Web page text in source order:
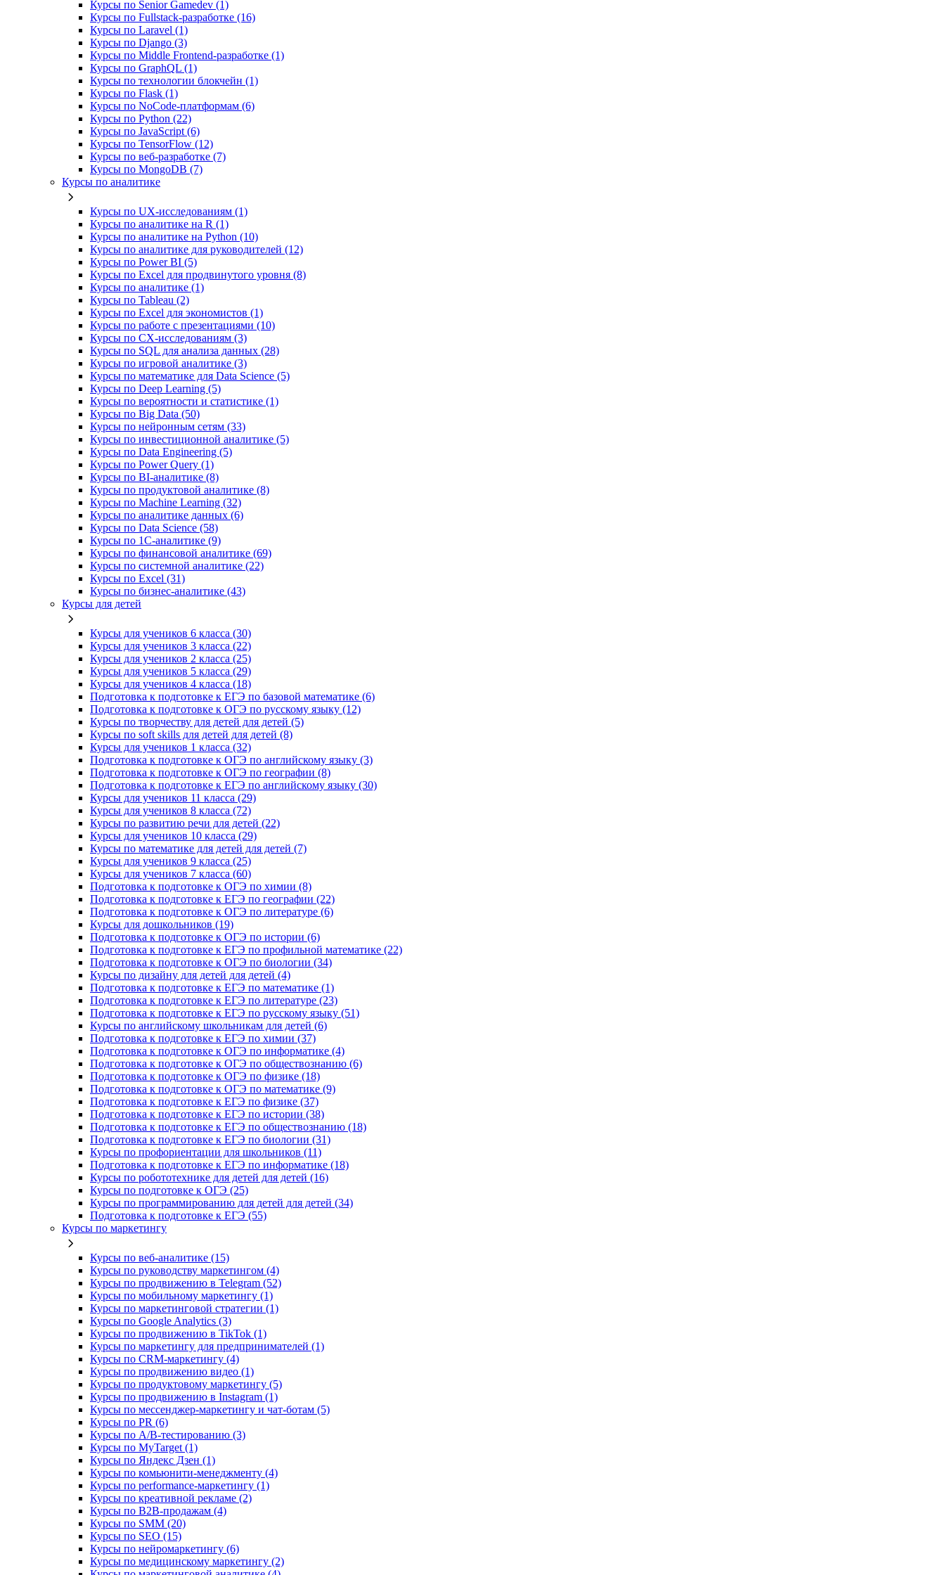
Курсы по Senior Gamedev (1)
Курсы по Fullstack‑разработке (16)
Курсы по Laravel (1)
Курсы по Django (3)
Курсы по Middle Frontend-разработке (1)
Курсы по GraphQL (1)
Курсы по технологии блокчейн (1)
Курсы по Flask (1)
Курсы по NoCode‑платформам (6)
Курсы по Python (22)
Курсы по JavaScript (6)
Курсы по TensorFlow (12)
Курсы по веб‑разработке (7)
Курсы по MongoDB (7)
Курсы по аналитике
Курсы по UX‑исследованиям (1)
Курсы по аналитике на R (1)
Курсы по аналитике на Python (10)
Курсы по аналитике для руководителей (12)
Курсы по Power BI (5)
Курсы по Excel для продвинутого уровня (8)
Курсы по аналитике (1)
Курсы по Tableau (2)
Курсы по Excel для экономистов (1)
Курсы по работе с презентациями (10)
Курсы по CX-исследованиям (3)
Курсы по SQL для анализа данных (28)
Курсы по игровой аналитике (3)
Курсы по математике для Data Science (5)
Курсы по Deep Learning (5)
Курсы по вероятности и статистике (1)
Курсы по Big Data (50)
Курсы по нейронным сетям (33)
Курсы по инвестиционной аналитике (5)
Курсы по Data Engineering (5)
Курсы по Power Query (1)
Курсы по BI‑аналитике (8)
Курсы по продуктовой аналитике (8)
Курсы по Machine Learning (32)
Курсы по аналитике данных (6)
Курсы по Data Science (58)
Курсы по 1С‑аналитике (9)
Курсы по финансовой аналитике (69)
Курсы по системной аналитике (22)
Курсы по Excel (31)
Курсы по бизнес‑аналитике (43)
Курсы для детей
Курсы для учеников 6 класса (30)
Курсы для учеников 3 класса (22)
Курсы для учеников 2 класса (25)
Курсы для учеников 5 класса (29)
Курсы для учеников 4 класса (18)
Подготовка к подготовке к ЕГЭ по базовой математике (6)
Подготовка к подготовке к ОГЭ по русскому языку (12)
Курсы по творчеству для детей для детей (5)
Курсы по soft skills для детей для детей (8)
Курсы для учеников 1 класса (32)
Подготовка к подготовке к ОГЭ по английскому языку (3)
Подготовка к подготовке к ОГЭ по географии (8)
Подготовка к подготовке к ЕГЭ по английскому языку (30)
Курсы для учеников 11 класса (29)
Курсы для учеников 8 класса (72)
Курсы по развитию речи для детей (22)
Курсы для учеников 10 класса (29)
Курсы по математике для детей для детей (7)
Курсы для учеников 9 класса (25)
Курсы для учеников 7 класса (60)
Подготовка к подготовке к ОГЭ по химии (8)
Подготовка к подготовке к ЕГЭ по географии (22)
Подготовка к подготовке к ОГЭ по литературе (6)
Курсы для дошкольников (19)
Подготовка к подготовке к ОГЭ по истории (6)
Подготовка к подготовке к ЕГЭ по профильной математике (22)
Подготовка к подготовке к ОГЭ по биологии (34)
Курсы по дизайну для детей для детей (4)
Подготовка к подготовке к ЕГЭ по математике (1)
Подготовка к подготовке к ЕГЭ по литературе (23)
Подготовка к подготовке к ЕГЭ по русскому языку (51)
Курсы по английскому школьникам для детей (6)
Подготовка к подготовке к ЕГЭ по химии (37)
Подготовка к подготовке к ОГЭ по информатике (4)
Подготовка к подготовке к ОГЭ по обществознанию (6)
Подготовка к подготовке к ОГЭ по физике (18)
Подготовка к подготовке к ОГЭ по математике (9)
Подготовка к подготовке к ЕГЭ по физике (37)
Подготовка к подготовке к ЕГЭ по истории (38)
Подготовка к подготовке к ЕГЭ по обществознанию (18)
Подготовка к подготовке к ЕГЭ по биологии (31)
Курсы по профориентации для школьников (11)
Подготовка к подготовке к ЕГЭ по информатике (18)
Курсы по робототехнике для детей для детей (16)
Курсы по подготовке к ОГЭ (25)
Курсы по программированию для детей для детей (34)
Подготовка к подготовке к ЕГЭ (55)
Курсы по маркетингу
Курсы по веб-аналитике (15)
Курсы по руководству маркетингом (4)
Курсы по продвижению в Telegram (52)
Курсы по мобильному маркетингу (1)
Курсы по маркетинговой стратегии (1)
Курсы по Google Analytics (3)
Курсы по продвижению в TikTok (1)
Курсы по маркетингу для предпринимателей (1)
Курсы по CRM-маркетингу (4)
Курсы по продвижению видео (1)
Курсы по продуктовому маркетингу (5)
Курсы по продвижению в Instagram (1)
Курсы по мессенджер-маркетингу и чат-ботам (5)
Курсы по PR (6)
Курсы по A/B-тестированию (3)
Курсы по MyTarget (1)
Курсы по Яндекс Дзен (1)
Курсы по комьюнити-менеджменту (4)
Курсы по performance-маркетингу (1)
Курсы по креативной рекламе (2)
Курсы по B2B-продажам (4)
Курсы по SMM (20)
Курсы по SEO (15)
Курсы по нейромаркетингу (6)
Курсы по медицинскому маркетингу (2)